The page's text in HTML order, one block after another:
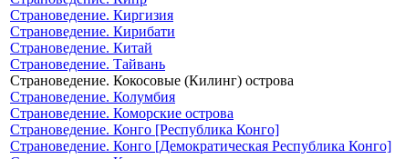
Страноведение. Киргизия
Страноведение. Кирибати
Страноведение. Китай
Страноведение. Тайвань
Страноведение. Кокосовые (Килинг) острова
Страноведение. Колумбия
Страноведение. Коморские острова
Страноведение. Конго [Республика Конго]
Страноведение. Конго [Демократическая Республика Конго]